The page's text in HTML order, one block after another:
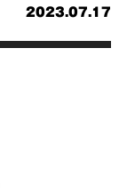
2023.07.17